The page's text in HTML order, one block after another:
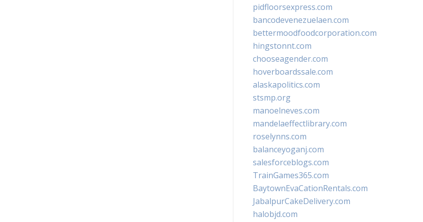
pidfloorsexpress.com
bancodevenezuelaen.com
bettermoodfoodcorporation.com
hingstonnt.com
chooseagender.com
hoverboardssale.com
alaskapolitics.com
stsmp.org
manoelneves.com
mandelaeffectlibrary.com
roselynns.com
balanceyoganj.com
salesforceblogs.com
TrainGames365.com
BaytownEvaCationRentals.com
JabalpurCakeDelivery.com
halobjd.com